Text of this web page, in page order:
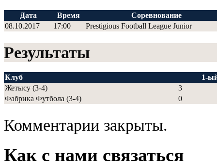
Дата Время
Соревнование
08.10.2017
17:00 Prestigious Football League Junior
Результаты
Клуб
1-
Жетысу (3-4)
3
Фабрика Футбола (3-4)
0
Комментарии закрыты.
Как с нами связаться